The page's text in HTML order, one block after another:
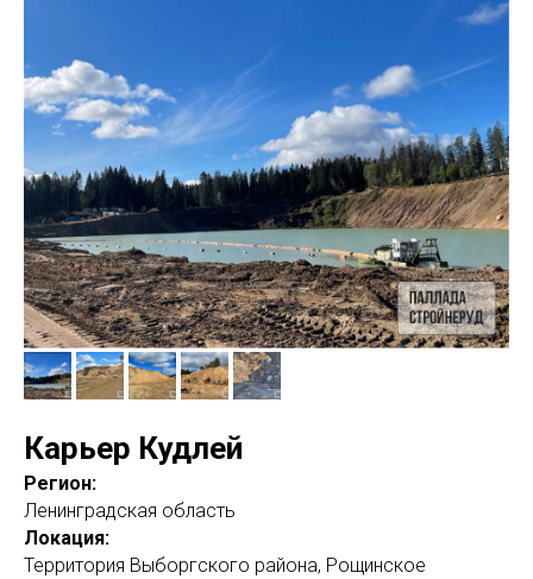
Карьер Кудлей
Регион:
Ленинградская область
Локация:
Территория Выборгского района, Рощинское